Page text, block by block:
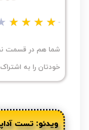
★
★
★
★
شما هم در قسمت
خودتان را به
ویدئو: تست